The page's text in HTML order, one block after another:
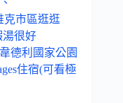
克市區逛逛
湯很好
德利國家公園
住宿(可看極